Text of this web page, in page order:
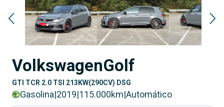
VolkswagenGolf
GTI TCR 2.0 TSI 213KW(290CV) DSG
Gasolina|2019|115.000km|Automático